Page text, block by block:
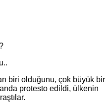
biri olduğunu, çok büyük bir
protesto edildi, ülkenin